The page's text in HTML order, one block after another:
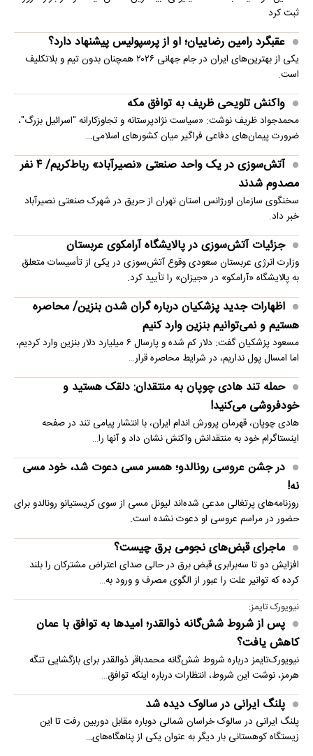
ثبت کرد
عقبگرد رامین رضاییان؛ او از پرسپولیس پیشنهاد دارد؟
یکی از بهترین‌های ایران در جام جهانی ۲۰۲۶ همچنان بدون تیم و بلاتکلیف
است.
واکنش تلویحی ظریف به توافق مکه
محمدجواد ظریف نوشت: «سیاست نژادپرستانه و تجاوزکارانه "اسرائیل بزرگ"،
ضرورت پیمان‌های دفاعی فراگیر میان کشورهای اسلامی…
آتش‌سوزی در یک واحد صنعتی «نصیرآباد» رباط‌کریم/ ۴ نفر
مصدوم شدند
سخنگوی سازمان اورژانس استان تهران از حریق در شهرک صنعتی نصیرآباد
خبر داد.
جزئیات آتش‌سوزی در پالایشگاه آرامکوی عربستان
وزارت انرژی عربستان سعودی وقوع آتش‌سوزی در یکی از تأسیسات متعلق
به پالایشگاه «آرامکو» در «جیزان» را تأیید کرد.
اظهارات جدید پزشکیان درباره گران شدن بنزین/ محاصره
هستیم و نمی‌توانیم بنزین وارد کنیم
مسعود پزشکیان گفت: دلار کم شده و پارسال ۶ میلیارد دلار بنزین وارد کردیم،
اما امسال پول نداریم، در شرایط محاصره قرار…
حمله تند هادی چوپان به منتقدان: دلقک هستید و
خودفروشی می‌کنید!
هادی چوپان، قهرمان پرورش اندام ایران، با انتشار پیامی تند در صفحه
اینستاگرام خود به منتقدانش واکنش نشان داد و آنها را…
در جشن عروسی رونالدو؛ همسر مسی دعوت شد، خود مسی
نه!
روزنامه‌های پرتغالی مدعی شده‌اند لیونل مسی از سوی کریستیانو رونالدو برای
حضور در مراسم عروسی او دعوت نشده است.
ماجرای قبض‌های نجومی برق چیست؟
افزایش دو تا سه‌برابری قبض برق در حالی صدای اعتراض مشترکان را بلند
کرده که توانیر علت را عبور از الگوی مصرف و ورود به…
نیویورک تایمز:
پس از شروط شش‌گانه ذوالقدر؛ امیدها به توافق با عمان
کاهش یافت؟
نیویورک‌تایمز درباره شروط شش‌گانه محمدباقر ذوالقدر برای بازگشایی تنگه
هرمز، نوشت این شروط، انتظارات درباره اینکه توافق…
پلنگ ایرانی در سالوک دیده شد
پلنگ ایرانی در سالوک خراسان شمالی دوباره مقابل دوربین رفت تا این
زیستگاه کوهستانی بار دیگر به عنوان یکی از پناهگاه‌های…